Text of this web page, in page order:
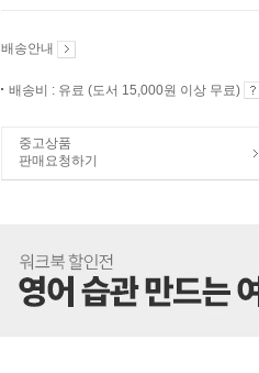
배송안내
배송비 : 유료 (도서 15,000원 이상 무료)
중고상품
판매요청하기